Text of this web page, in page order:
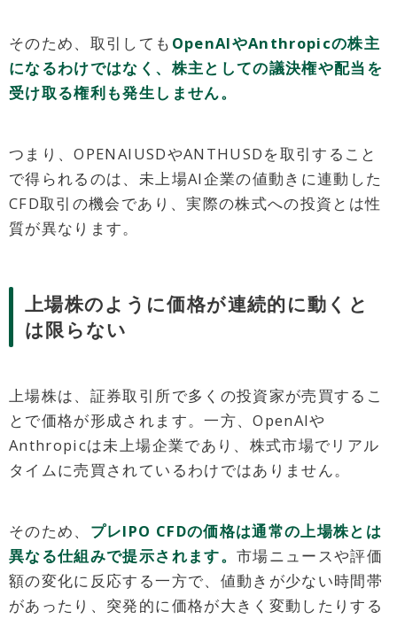
そのため、取引しても OpenAIやAnthropicの株主
になるわけではなく、株主としての議決権や配当を
受け取る権利も発生しません。
つまり、OPENAIUSDやANTHUSDを取引すること
で得られるのは、未上場AI企業の値動きに連動した
CFD取引の機会であり、実際の株式への投資とは性
質が異なります。
上場株のように価格が連続的に動くと
は限らない
上場株は、証券取引所で多くの投資家が売買するこ
とで価格が形成されます。一方、OpenAIや
Anthropicは未上場企業であり、株式市場でリアル
タイムに売買されているわけではありません。
そのため、 プレIPO CFDの価格は通常の上場株とは
異なる仕組みで提示されます。 市場ニュースや評価
額の変化に反応する一方で、値動きが少ない時間帯
があったり、突発的に価格が大きく変動したりする